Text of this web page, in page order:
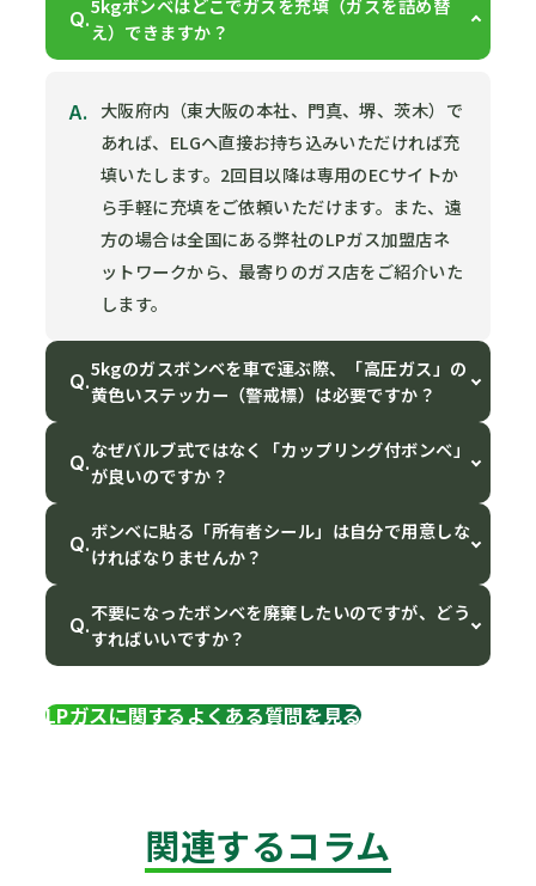
Q. え）できますか？
A. 大阪府内（東大阪の本社、門真、堺、茨木）で
あれば、ELGへ直接お持ち込みいただければ充
填いたします。2回目以降は専用のECサイトか
ら手軽に充填をご依頼いただけます。また、遠
方の場合は全国にある弊社のLPガス加盟店ネ
ットワークから、最寄りのガス店をご紹介いた
します。
Q.
5kgのガスボンベを車で運ぶ際、「高圧ガス」の
黄色いステッカー（警戒標）は必要ですか？
Q.
なぜバルブ式ではなく「カップリング付ボンベ」
が良いのですか？
Q.
ボンベに貼る「所有者シール」は自分で用意しな
ければなりませんか？
Q.
不要になったボンベを廃棄したいのですが、どう
すればいいですか？
LPガスに関するよくある質問を見る
関連するコラム